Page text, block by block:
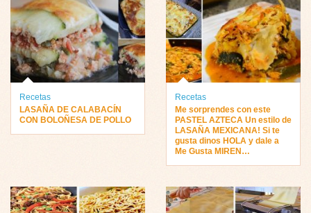
Recetas
LASAÑA DE CALABACÍN
CON BOLOÑESA DE POLLO
Recetas
Me sorprendes con este
PASTEL AZTECA Un estilo de
LASAÑA MEXICANA! Si te
gusta dinos HOLA y dale a
Me Gusta MIREN…